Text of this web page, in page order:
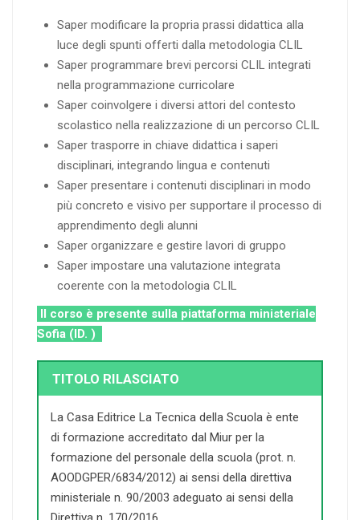
Saper modificare la propria prassi didattica alla
luce degli spunti offerti dalla metodologia CLIL
Saper programmare brevi percorsi CLIL integrati
nella programmazione curricolare
Saper coinvolgere i diversi attori del contesto
scolastico nella realizzazione di un percorso CLIL
Saper trasporre in chiave didattica i saperi
disciplinari, integrando lingua e contenuti
Saper presentare i contenuti disciplinari in modo
più concreto e visivo per supportare il processo di
apprendimento degli alunni
Saper organizzare e gestire lavori di gruppo
Saper impostare una valutazione integrata
coerente con la metodologia CLIL
Il corso è presente sulla piattaforma ministeriale
Sofia (ID. )
TITOLO RILASCIATO
La Casa Editrice La Tecnica della Scuola è ente
di formazione accreditato dal Miur per la
formazione del personale della scuola (prot. n.
AOODGPER/6834/2012) ai sensi della direttiva
ministeriale n. 90/2003 adeguato ai sensi della